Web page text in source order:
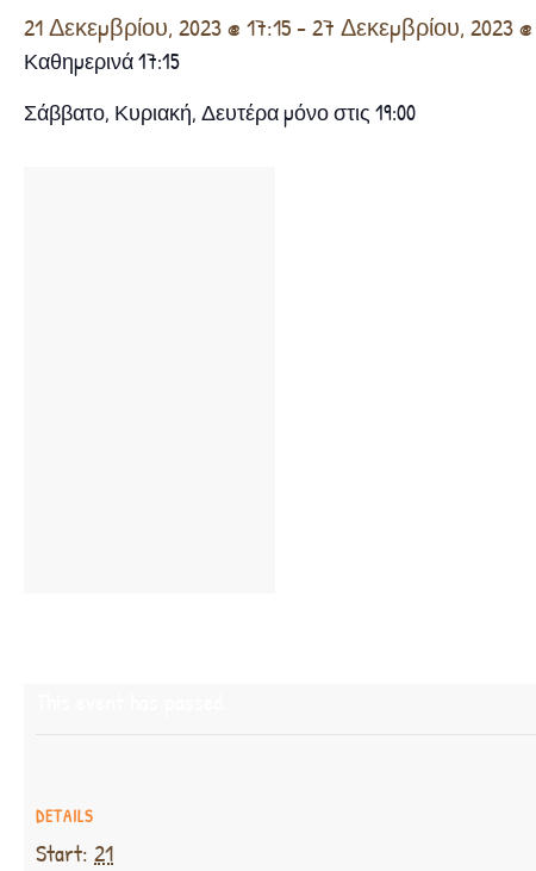
21 Δεκεμβρίου, 2023 @ 17:15-27 Δεκεμβρίου, 2023 @
Καθημερινά 17:15
Σάββατο, Κυριακή, Δευτέρα μόνο στις 19:00
DETAILS
Start: 21